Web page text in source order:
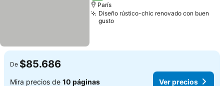
París
Diseño rústico-chic renovado con buen
gusto
De $85.686
Mira precios de 10 páginas Ver precios